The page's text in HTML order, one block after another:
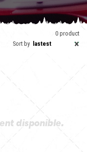
même la voir comme
sélectionné pour vous
0 product
Sort by
×
lastest
disponible.